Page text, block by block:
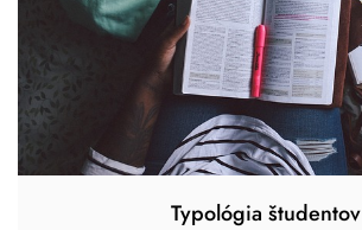
Typológia študentov